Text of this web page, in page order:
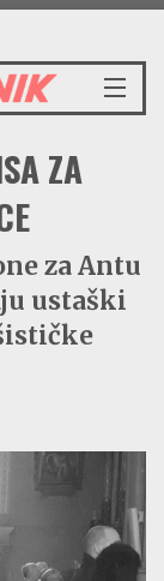
Četvrtak 6.8.2026.
ZA
za Antu
ustaški